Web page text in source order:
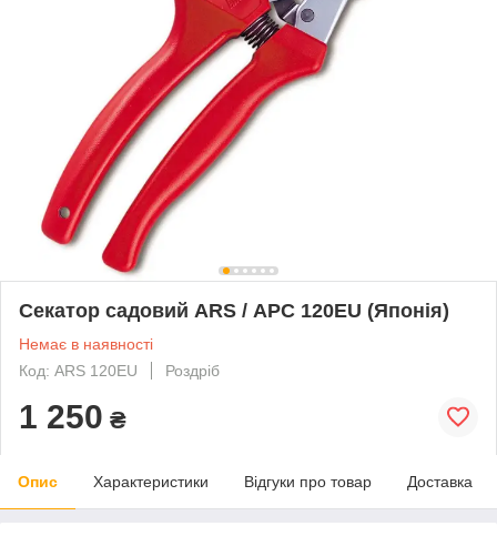
Секатор садовий ARS / АРС 120EU (Японія)
Немає в наявності
Код: ARS 120EU
Роздріб
1 250 ₴
Опис Характеристики Відгуки про товар Доставка